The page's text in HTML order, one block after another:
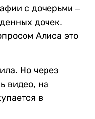
с дочерьми –
дочек.
Алиса это
Но через
видео, на
в